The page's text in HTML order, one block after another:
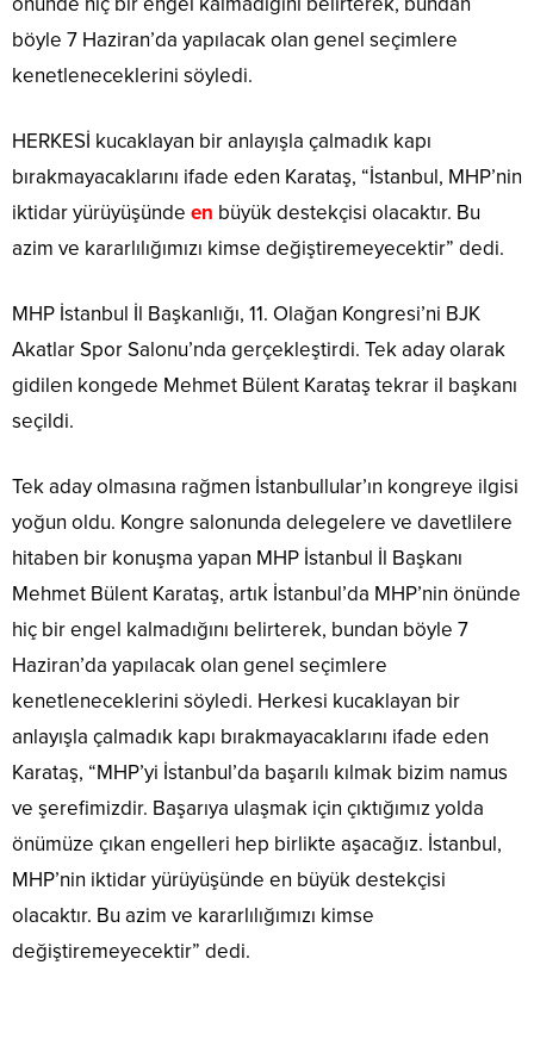
böyle 7 Haziran’da yapılacak olan genel seçimlere
kenetleneceklerini söyledi.
HERKESİ kucaklayan bir anlayışla çalmadık kapı
bırakmayacaklarını ifade eden Karataş, “İstanbul, MHP’nin
iktidar yürüyüşünde en büyük destekçisi olacaktır. Bu
azim ve kararlılığımızı kimse değiştiremeyecektir” dedi.
MHP İstanbul İl Başkanlığı, 11. Olağan Kongresi’ni BJK
Akatlar Spor Salonu’nda gerçekleştirdi. Tek aday olarak
gidilen kongede Mehmet Bülent Karataş tekrar il başkanı
seçildi.
Tek aday olmasına rağmen İstanbullular’ın kongreye ilgisi
yoğun oldu. Kongre salonunda delegelere ve davetlilere
hitaben bir konuşma yapan MHP İstanbul İl Başkanı
Mehmet Bülent Karataş, artık İstanbul’da MHP’nin önünde
hiç bir engel kalmadığını belirterek, bundan böyle 7
Haziran’da yapılacak olan genel seçimlere
kenetleneceklerini söyledi. Herkesi kucaklayan bir
anlayışla çalmadık kapı bırakmayacaklarını ifade eden
Karataş, “MHP’yi İstanbul’da başarılı kılmak bizim namus
ve şerefimizdir. Başarıya ulaşmak için çıktığımız yolda
önümüze çıkan engelleri hep birlikte aşacağız. İstanbul,
MHP’nin iktidar yürüyüşünde en büyük destekçisi
olacaktır. Bu azim ve kararlılığımızı kimse
değiştiremeyecektir” dedi.